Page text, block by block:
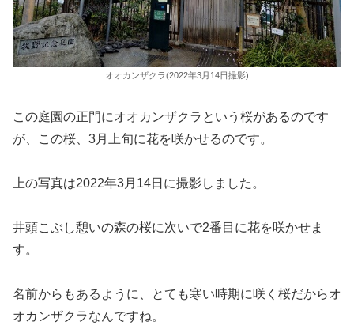
オオカンザクラ(2022年3月14日撮影)
この庭園の正門にオオカンザクラという桜があるのです
が、この桜、3月上旬に花を咲かせるのです。
上の写真は2022年3月14日に撮影しました。
井頭こぶし憩いの森の桜に次いで2番目に花を咲かせま
す。
名前からもあるように、とても寒い時期に咲く桜だからオ
オカンザクラなんですね。